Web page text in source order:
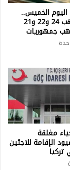
اليوم الخميس..
سعر جرام ذهب 24 و22 و21
جمهوريات
مغلقة
الإقامة للاجئين